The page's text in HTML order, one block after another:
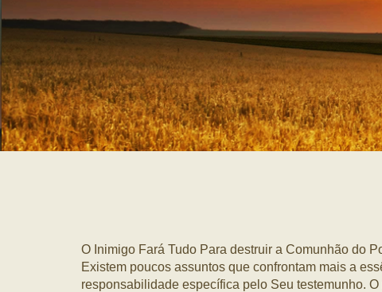
O Inimigo Fará Tudo Para destruir a Comunhão do
Existem poucos assuntos que confrontam mais a
responsabilidade específica pelo Seu testemunho.